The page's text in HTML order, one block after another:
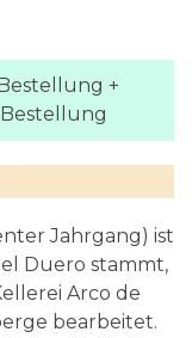
+
Jahrgang) ist
Duero stammt,
Arco de
bearbeitet.